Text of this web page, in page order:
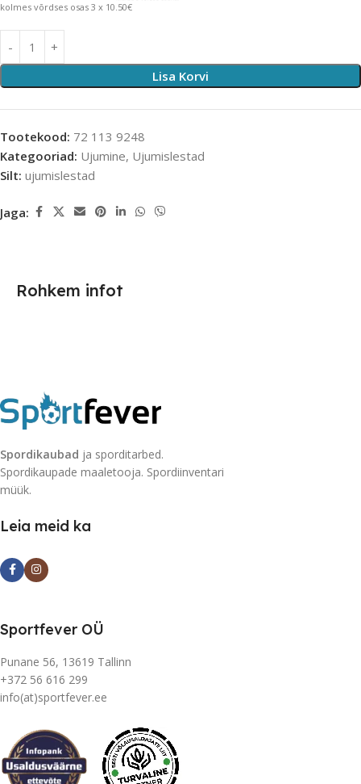
kolmes võrdses osas 3 x 10.50€
Lisa Korvi
Tootekood: 72 113 9248
Kategooriad: Ujumine, Ujumislestad
Silt: ujumislestad
Jaga:
Rohkem infot
Spordikaubad ja sporditarbed.
Spordikaupade maaletooja. Spordiinventari
müük.
Leia meid ka
Sportfever OÜ
Punane 56, 13619 Tallinn
+372 56 616 299
info(at)sportfever.ee